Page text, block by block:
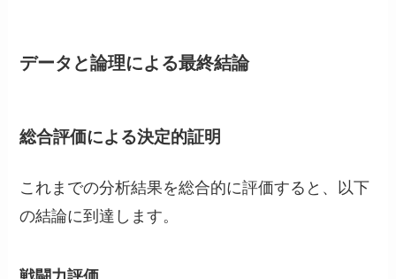
データと論理による最終結論
総合評価による決定的証明
これまでの分析結果を総合的に評価すると、以下
の結論に到達します。